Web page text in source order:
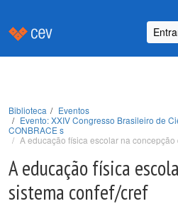
Biblioteca
Eventos
Evento: XXIV Congresso Brasileiro de
CONBRACE s
A educação física escolar na concepção
A educação física
sistema confef/cref